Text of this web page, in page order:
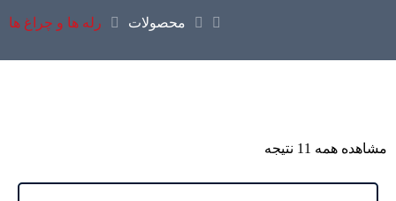
محصولات رله ها و چراغ ها
مشاهده همه 11 نتیجه